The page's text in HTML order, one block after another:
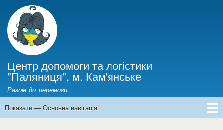
Центр допомоги та логістики
"Паляниця", м. Кам'янське
Разом до перемоги
Основна
Показати — Основна навіґація